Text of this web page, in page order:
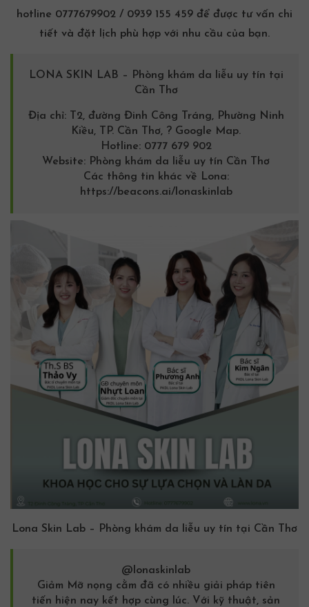
hotline 0777679902 / 0939 155 459 để được tư vấn chi
tiết và đặt lịch phù hợp với nhu cầu của bạn.
LONA SKIN LAB – Phòng khám da liễu uy tín tại
Cần Thơ
Địa chỉ: T2, đường Đinh Công Tráng, Phường Ninh
Kiều, TP. Cần Thơ, ? Google Map.
Hotline: 0777 679 902
Website: Phòng khám da liễu uy tín Cần Thơ
Các thông tin khác về Lona:
https://beacons.ai/lonaskinlab
Lona Skin Lab – Phòng khám da liễu uy tín tại Cần Thơ
@lonaskinlab
Giảm
Mỡ nọng cằm đã có nhiều giải pháp tiên
tiến hiện nay kết hợp cùng lúc. Với kỹ thuật, sản